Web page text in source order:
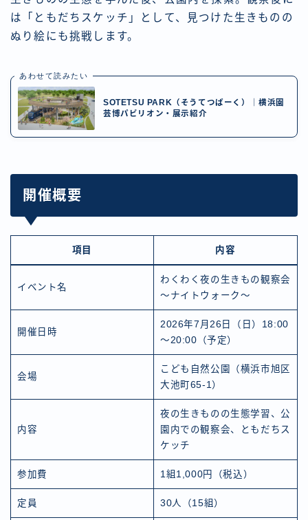
は「ともだちスケッチ」として、見つけた生きものの
ぬり絵にも挑戦します。
あわせて読みたい
SOTETSU PARK（そうてつぱーく）｜横浜園
芸博パビリオン・展示紹介
開催概要
項目 内容
イベント名
わくわく夜の生きもの観察会
～ナイトウォーク～
開催日時
2026年7月26日（日）18:00
～20:00（予定）
会場
こども自然公園（横浜市旭区
大池町65-1）
内容
夜の生きものの生態学習、公
園内での観察会、ともだちス
ケッチ
参加費 1組1,000円（税込）
定員 30人（15組）